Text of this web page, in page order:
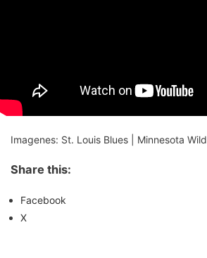
Imagenes: St. Louis Blues | Minnesota Wild
Share this:
Facebook
X